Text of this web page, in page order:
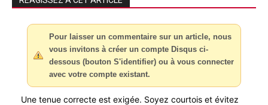
Pour laisser un commentaire sur un article, nous
vous invitons à créer un compte Disqus ci-
dessous (bouton S'identifier) ou à vous connecter
avec votre compte existant.
Une tenue correcte est exigée. Soyez courtois et évitez